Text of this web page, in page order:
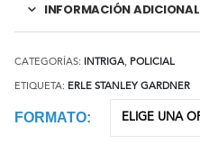
INFORMACIÓN ADICIONAL
CATEGORÍAS: INTRIGA, POLICIAL
ETIQUETA: ERLE STANLEY GARDNER
FORMATO